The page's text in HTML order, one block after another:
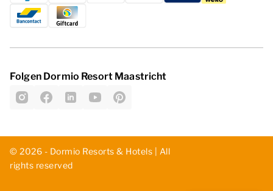
Folgen Dormio Resort Maastricht
© 2026 - Dormio Resorts & Hotels | All
rights reserved